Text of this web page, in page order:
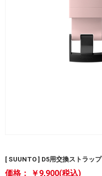
[ SUUNTO ] D5用交換ストラップ
価格： ￥9,900(税込)